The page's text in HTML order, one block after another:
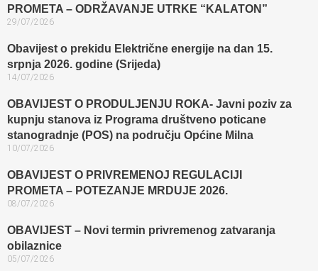
PROMETA – ODRŽAVANJE UTRKE “KALATON”
29/07/2026
Obavijest o prekidu Električne energije na dan 15.
srpnja 2026. godine (Srijeda)
14/07/2026
OBAVIJEST O PRODULJENJU ROKA- Javni poziv za
kupnju stanova iz Programa društveno poticane
stanogradnje (POS) na području Općine Milna
10/07/2026
OBAVIJEST O PRIVREMENOJ REGULACIJI
PROMETA – POTEZANJE MRDUJE 2026.
08/07/2026
OBAVIJEST – Novi termin privremenog zatvaranja
obilaznice​
05/07/2026